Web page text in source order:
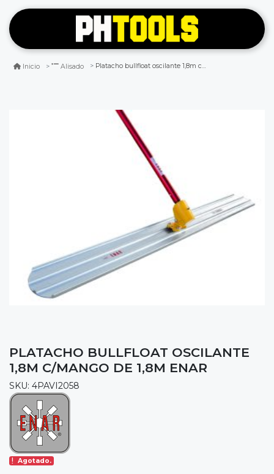
Inicio Alisado Platacho bullfloat oscilante 1,8m c/mango de 1,8m enar
PLATACHO BULLFLOAT OSCILANTE
1,8M C/MANGO DE 1,8M ENAR
SKU: 4PAVI2058
Agotado.